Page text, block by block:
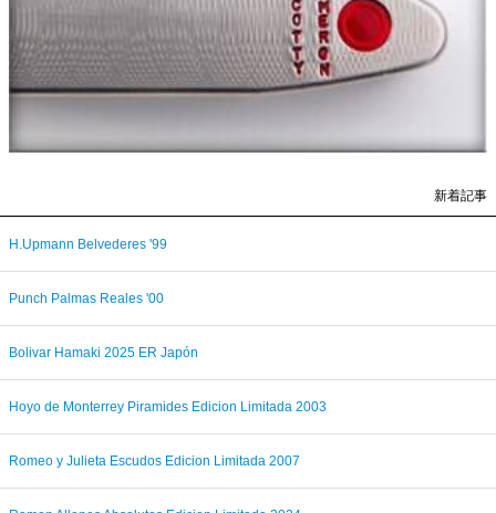
新着記事
H.Upmann Belvederes '99
Punch Palmas Reales '00
Bolivar Hamaki 2025 ER Japón
Hoyo de Monterrey Piramides Edicion Limitada 2003
Romeo y Julieta Escudos Edicion Limitada 2007